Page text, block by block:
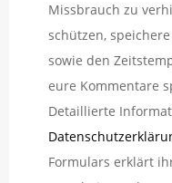
Missbrauch zu
schützen,
sowie den
eure Kommentare
Detaillierte
Formulars erklärt